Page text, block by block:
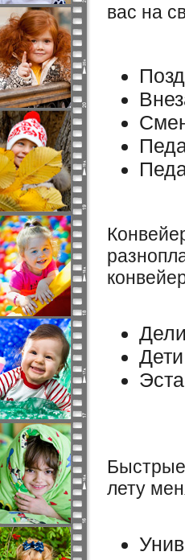
вас на
Быстрые
лету